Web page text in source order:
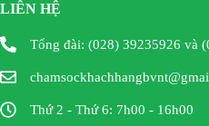
LIÊN HỆ
Tổng đài: (028) 39235926 và
Thứ 2 - Thứ 6: 7h00 - 16h00